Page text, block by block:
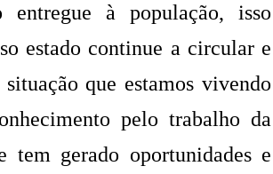
à população, isso
estado continue a circular e
que estamos vivendo
pelo trabalho da
tem gerado oportunidades e